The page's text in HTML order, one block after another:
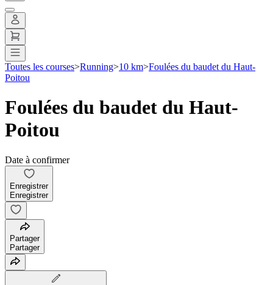
Toutes les courses>Running>10 km>Foulées du baudet du Haut-
Poitou
Foulées du baudet du Haut-
Poitou
Date à confirmer
Enregistrer
Enregistrer
Partager
Partager